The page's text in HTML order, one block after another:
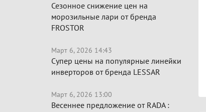
Сезонное снижение цен на
морозильные лари от бренда
FROSTOR
Март 6, 2026 14:43
Супер цены на популярные линейки
инверторов от бренда LESSAR
Март 6, 2026 13:00
Весеннее предложение от RADA :